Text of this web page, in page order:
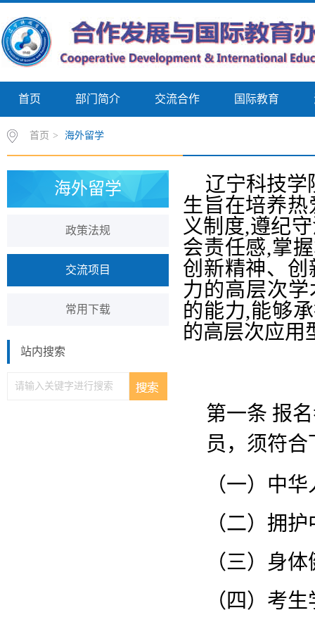
首页 部门简介 交流合作 国际教育
首页 > 海外留学
海外留学
政策法规
交流项目
常用下载
站内搜索
辽宁科技学
生旨在培养热
义制度,遵纪
会责任感,掌
创新精神、
力的高层次
的能力,能够
的高层次应用
第一条 报
员，须符
（一）中
（二）拥
（三）身
（四）考